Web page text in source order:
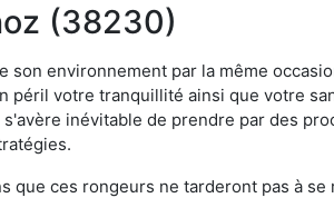
(38230)
environnement par la même
péril votre tranquillité ainsi que votre
inévitable de prendre par des
ces rongeurs ne tarderont pas à